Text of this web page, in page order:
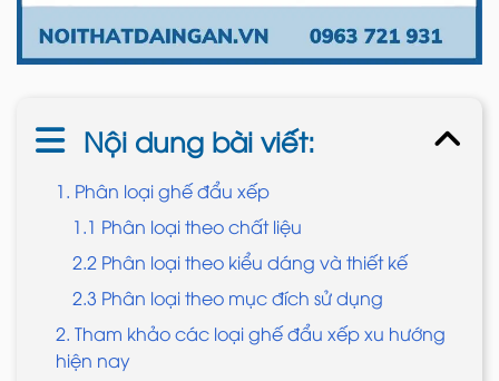
Nội dung bài viết:
1. Phân loại ghế đẩu xếp
1.1 Phân loại theo chất liệu
2.2 Phân loại theo kiểu dáng và thiết kế
2.3 Phân loại theo mục đích sử dụng
2. Tham khảo các loại ghế đẩu xếp xu hướng
hiện nay